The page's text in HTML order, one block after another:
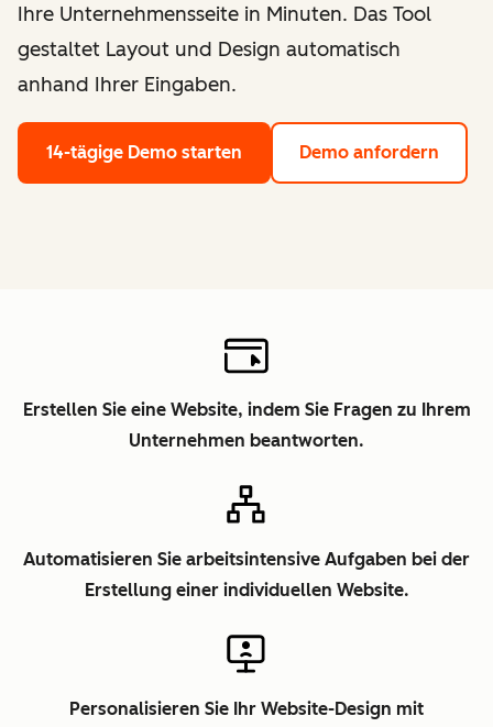
Ihre Unternehmensseite in Minuten. Das Tool
gestaltet Layout und Design automatisch
anhand Ihrer Eingaben.
14-tägige Demo starten Demo anfordern
Erstellen Sie eine Website, indem Sie Fragen zu Ihrem
Unternehmen beantworten.
Automatisieren Sie arbeitsintensive Aufgaben bei der
Erstellung einer individuellen Website.
Personalisieren Sie Ihr Website-Design mit